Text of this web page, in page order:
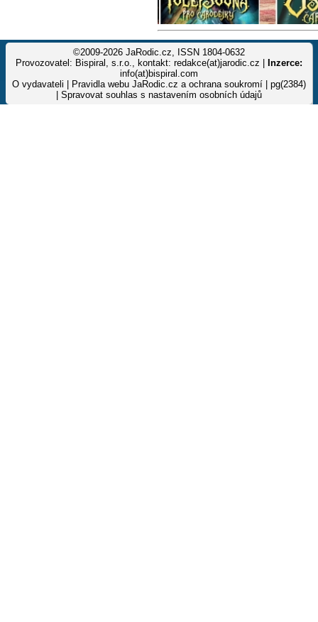
©2009-2026 JaRodic.cz, ISSN 1804-0632
Provozovatel: Bispiral, s.r.o., kontakt: redakce(at)jarodic.cz |
Inzerce:
info(at)bispiral.com
O vydavateli
Pravidla webu JaRodic.cz a ochrana soukromí | pg(2384)
Spravovat souhlas s nastavením osobních údajů